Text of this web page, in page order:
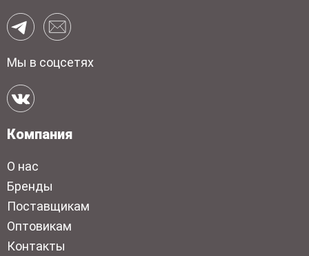
Мы в соцсетях
Компания
О нас
Бренды
Поставщикам
Оптовикам
Контакты